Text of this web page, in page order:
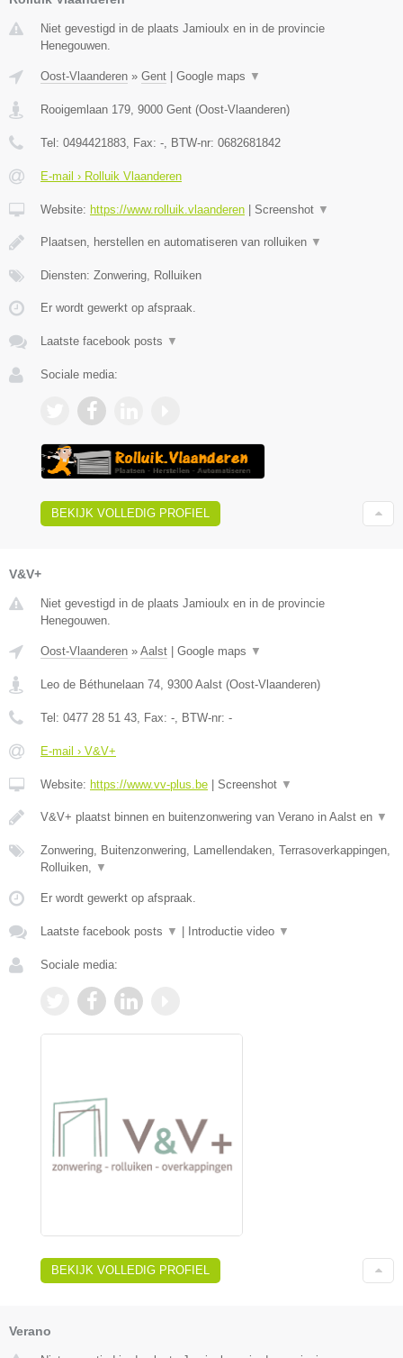
Niet gevestigd in de plaats Jamioulx en in de provincie
Henegouwen.
Oost-Vlaanderen » Gent Google maps ▼
Rooigemlaan 179, 9000 Gent (Oost-Vlaanderen)
Tel: 0494421883, Fax: -, BTW-nr: 0682681842
E-mail › Rolluik Vlaanderen
Website: https://www.rolluik.vlaanderen Screenshot ▼
Plaatsen, herstellen en automatiseren van rolluiken ▼
Diensten: Zonwering, Rolluiken
Er wordt gewerkt op afspraak.
Laatste facebook posts ▼
Sociale media:
BEKIJK VOLLEDIG PROFIEL
V&V+
Niet gevestigd in de plaats Jamioulx en in de provincie
Henegouwen.
Oost-Vlaanderen » Aalst Google maps ▼
Leo de Béthunelaan 74 9300 Aalst (Oost-Vlaanderen)
Tel: 0477 28 51 43 , Fax: - , BTW-nr: -
E-mail › V&V+
Website: https://www.vv-plus.be Screenshot ▼
V&V+ plaatst binnen en buitenzonwering van Verano in Aalst en ▼
Zonwering, Buitenzonwering, Lamellendaken, Terrasoverkappingen,
Rolluiken,
▼
Er wordt gewerkt op afspraak.
Laatste facebook posts ▼ Introductie video ▼
Sociale media:
BEKIJK VOLLEDIG PROFIEL
Verano